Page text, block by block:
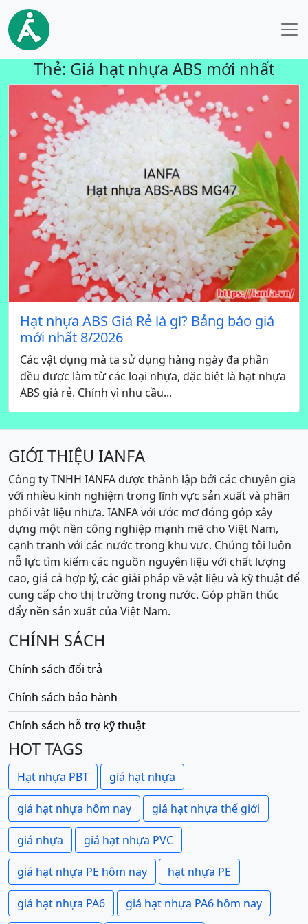
Thẻ: Giá hạt nhựa ABS mới nhất
Hạt nhựa ABS Giá Rẻ là gì? Bảng báo giá
mới nhất 8/2026
Các vật dụng mà ta sử dụng hàng ngày đa phần
đều được làm từ các loại nhựa, đặc biệt là hạt nhựa
ABS giá rẻ. Chính vì nhu cầu...
GIỚI THIỆU IANFA
Công ty TNHH IANFA được thành lập bởi các chuyên gia
với nhiều kinh nghiệm trong lĩnh vực sản xuất và phân
phối vật liệu nhựa. IANFA với ước mơ đóng góp xây
dựng một nền công nghiệp mạnh mẽ cho Việt Nam,
cạnh tranh với các nước trong khu vực. Chúng tôi luôn
nỗ lực tìm kiếm các nguồn nguyên liệu với chất lượng
cao, giá cả hợp lý, các giải pháp về vật liệu và kỹ thuật để
cung cấp cho thị trường trong nước. Góp phần thúc
đẩy nền sản xuất của Việt Nam.
CHÍNH SÁCH
Chính sách đổi trả
Chính sách bảo hành
Chính sách hỗ trợ kỹ thuật
HOT TAGS
Hạt nhựa PBT giá hạt nhựa
giá hạt nhựa hôm nay giá hạt nhựa thế giới
giá nhựa giá hạt nhựa PVC
giá hạt nhựa PE hôm nay hạt nhựa PE
giá hạt nhựa PA6 giá hạt nhựa PA6 hôm nay